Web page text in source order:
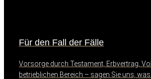
Für den Fall der Fälle
Vorsorge durch Testament, Erbvertrag,
betrieblichen Bereich – sagen Sie uns,